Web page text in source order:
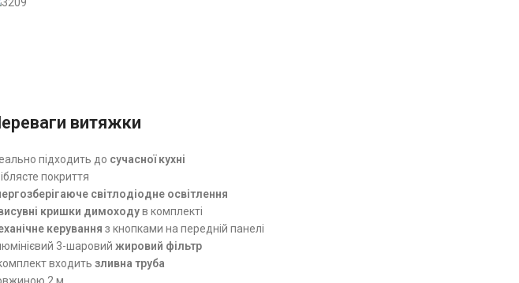
витяжки
підходить до сучасної кухні
покриття
світлодіодне освітлення
кришки димоходув комплекті
керування з кнопками на передній панелі
3-шаровий жировий фільтр
входить зливна труба